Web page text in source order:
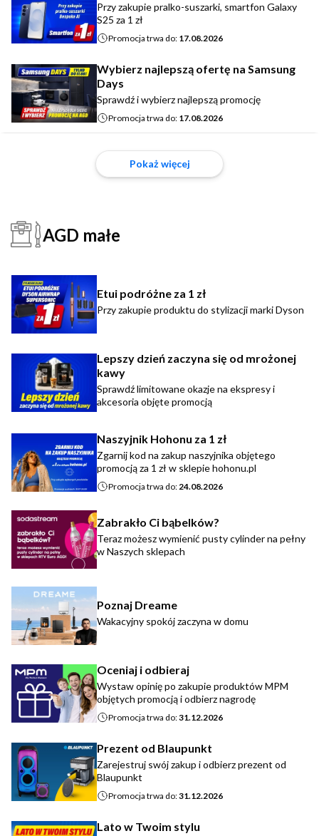
Przy zakupie pralko-suszarki, smartfon Galaxy
S25 za 1 zł
Promocja trwa do: 17.08.2026
Wybierz najlepszą ofertę na Samsung
Days
Sprawdź i wybierz najlepszą promocję
Promocja trwa do: 17.08.2026
Pokaż więcej
AGD małe
Etui podróżne za 1 zł
Przy zakupie produktu do stylizacji marki Dyson
Lepszy dzień zaczyna się od mrożonej
kawy
Sprawdź limitowane okazje na ekspresy i
akcesoria objęte promocją
Naszyjnik Hohonu za 1 zł
Zgarnij kod na zakup naszyjnika objętego
promocją za 1 zł w sklepie hohonu.pl
Promocja trwa do:24.08.2026
Zabrakło Ci bąbelków?
Teraz możesz wymienić pusty cylinder na pełny
w Naszych sklepach
Poznaj Dreame
Wakacyjny spokój zaczyna w domu
Oceniaj i odbieraj
Wystaw opinię po zakupie produktów MPM
objętych promocją i odbierz nagrodę
Promocja trwa do:31.12.2026
Prezent od Blaupunkt
Zarejestruj swój zakup i odbierz prezent od
Blaupunkt
Promocja trwa do:31.12.2026
Lato w Twoim stylu